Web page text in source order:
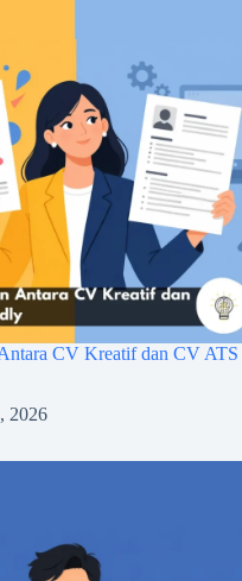
CV Kreatif dan CV ATS
2026